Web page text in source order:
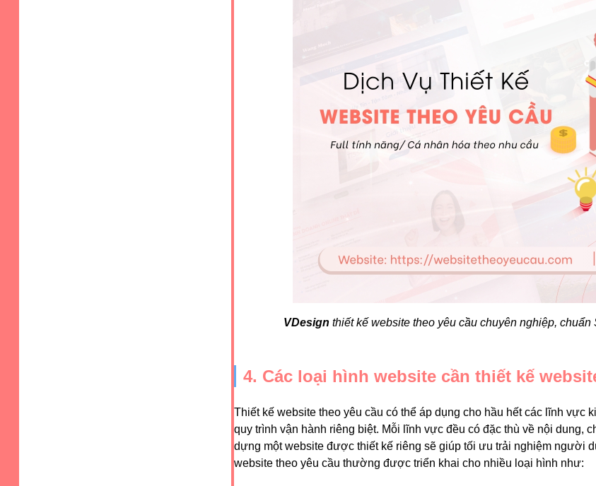
VDesign thiết kế website theo yêu cầu chuyên nghiệp,
4. Các loại hình website cần thiết kế
Thiết kế website theo yêu cầu có thể áp dụng cho hầu hết các lĩnh vực
quy trình vận hành riêng biệt. Mỗi lĩnh vực đều có đặc thù về nội dung,
dựng một website được thiết kế riêng sẽ giúp tối ưu trải nghiệm người
website theo yêu cầu thường được triển khai cho nhiều loại hình như: